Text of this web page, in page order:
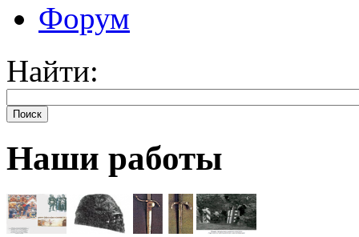
Форум
Найти:
Поиск
Наши работы